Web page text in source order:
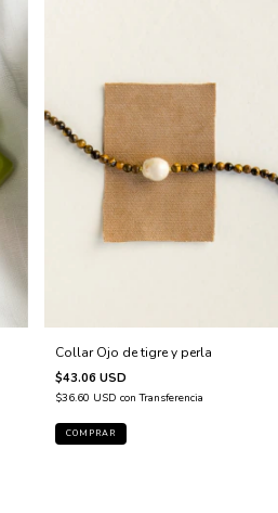
Collar Ojo de tigre y perla
$43.06 USD
$36.60 USD con Transferencia